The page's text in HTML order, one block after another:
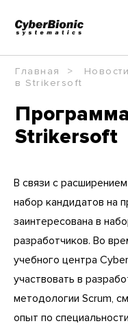
Главная Новости
в Strikersoft
Strikersoft
В связи с
набор кандидатов на
заинтересована в
разработчиков. Во
учебного центра
участвовать в
методологии Scrum,
опыт по